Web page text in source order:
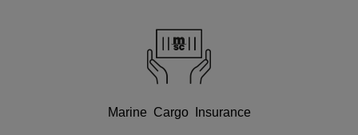
Marine Cargo Insurance